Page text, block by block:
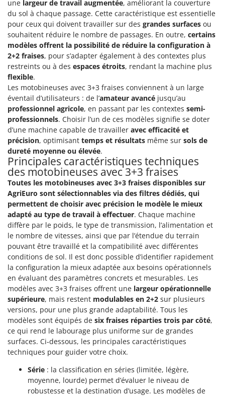
une largeur de travail augmentée, améliorant la couverture
du sol à chaque passage. Cette caractéristique est essentielle
pour ceux qui doivent travailler sur des grandes surfaces ou
souhaitent réduire le nombre de passages. En outre, certains
modèles offrent la possibilité de réduire la configuration à
2+2 fraises, pour s’adapter également à des contextes plus
restreints ou à des espaces étroits, rendant la machine plus
flexible.
Les motobineuses avec 3+3 fraises conviennent à un large
éventail d’utilisateurs : de l’amateur avancé jusqu’au
professionnel agricole, en passant par les contextes semi-
professionnels. Choisir l’un de ces modèles signifie se doter
d’une machine capable de travailler avec efficacité et
précision, optimisant temps et résultats même sur sols de
dureté moyenne ou élevée.
Principales caractéristiques techniques
des motobineuses avec 3+3 fraises
Toutes les motobineuses avec 3+3 fraises disponibles sur
AgriEuro sont sélectionnables via des filtres dédiés, qui
permettent de choisir avec précision le modèle le mieux
adapté au type de travail à effectuer. Chaque machine
diffère par le poids, le type de transmission, l’alimentation et
le nombre de vitesses, ainsi que par l’étendue du terrain
pouvant être travaillé et la compatibilité avec différentes
conditions de sol. Il est donc possible d’identifier rapidement
la configuration la mieux adaptée aux besoins opérationnels
en évaluant des paramètres concrets et mesurables. Les
modèles avec 3+3 fraises offrent une largeur opérationnelle
supérieure, mais restent modulables en 2+2 sur plusieurs
versions, pour une plus grande adaptabilité. Tous les
modèles sont équipés de six fraises réparties trois par côté,
ce qui rend le labourage plus uniforme sur de grandes
surfaces. Ci‑dessous, les principales caractéristiques
techniques pour guider votre choix.
Série : la classification en séries (limitée, légère,
moyenne, lourde) permet d’évaluer le niveau de
robustesse et la destination d’usage. Les modèles de